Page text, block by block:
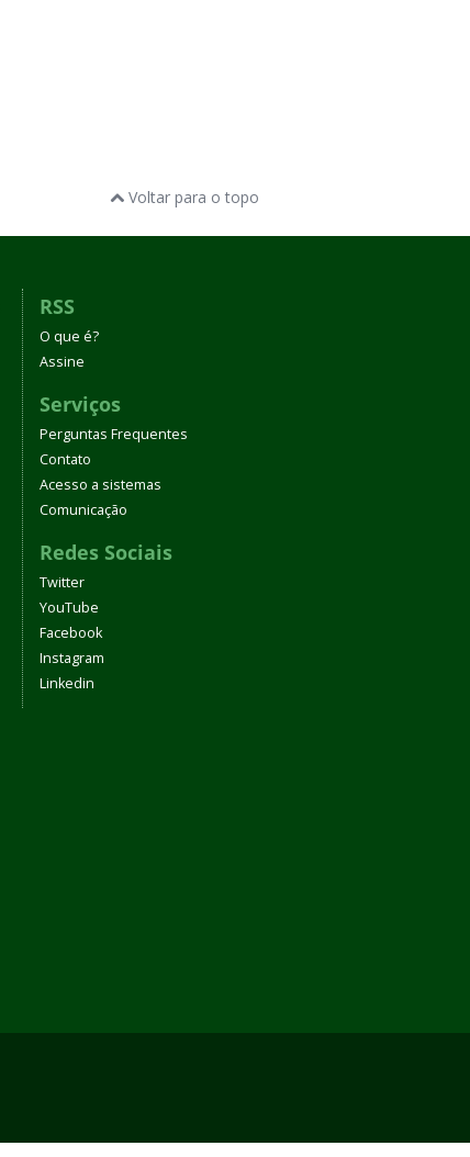
Voltar para o topo
RSS
O que é?
Assine
Serviços
Perguntas Frequentes
Contato
Acesso a sistemas
Comunicação
Redes Sociais
Twitter
YouTube
Facebook
Instagram
Linkedin